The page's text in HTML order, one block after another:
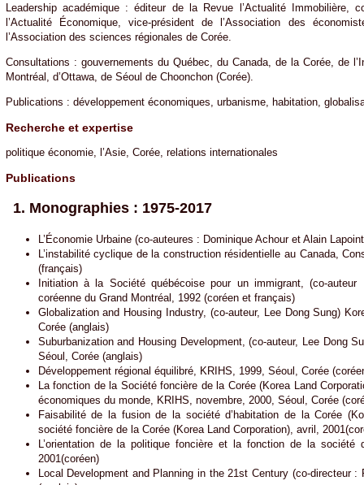
Leadership académique : éditeur de la Revue l’Actualité Immobilière,
l’Actualité Économique, vice-président de l’Association des
l’Association des sciences régionales de Corée.
Consultations : gouvernements du Québec, du Canada, de la Corée, de
Montréal, d’Ottawa, de Séoul de Choonchon (Corée).
Publications : développement économiques, urbanisme, habitation,
Recherche et expertise
politique économie, l’Asie, Corée, relations internationales
Publications
1. Monographies : 1975-2017
L’Économie Urbaine (co-auteures : Dominique Achour et Alain
L’instabilité cyclique de la construction résidentielle au Canada,
(français)
Initiation à la Société québécoise pour un immigrant, (co-auteur
coréenne du Grand Montréal, 1992 (coréen et français)
Globalization and Housing Industry, (co-auteur, Lee Dong Sung)
Corée (anglais)
Suburbanization and Housing Development, (co-auteur, Lee Dong
Séoul, Corée (anglais)
Développement régional équilibré, KRIHS, 1999, Séoul, Corée
La fonction de la Société foncière de la Corée (Korea Land
économiques du monde, KRIHS, novembre, 2000, Séoul, Corée
Faisabilité de la fusion de la société d’habitation de la Corée
société foncière de la Corée (Korea Land Corporation), avril,
L’orientation de la politique foncière et la fonction de la société
2001(coréen)
Local Development and Planning in the 21st Century (co-directeur :